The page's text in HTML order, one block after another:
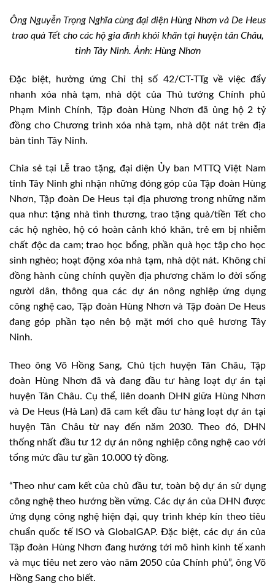
Ông Nguyễn Trọng Nghĩa cùng đại diện Hùng Nhơn và De Heus
trao quà Tết cho các hộ gia đình khói khăn tại huyện tân Châu,
tỉnh Tây Ninh. Ảnh: Hùng Nhơn
Đặc biệt, hưởng ứng Chỉ thị số 42/CT-TTg về việc đẩy
nhanh xóa nhà tạm, nhà dột của Thủ tướng Chính phủ
Phạm Minh Chính, Tập đoàn Hùng Nhơn đã ủng hộ 2 tỷ
đồng cho Chương trình xóa nhà tạm, nhà dột nát trên địa
bàn tỉnh Tây Ninh.
Chia sẻ tại Lễ trao tặng, đại diện Ủy ban MTTQ Việt Nam
tỉnh Tây Ninh ghi nhận những đóng góp của Tập đoàn Hùng
Nhơn, Tập đoàn De Heus tại địa phương trong những năm
qua như: tặng nhà tình thương, trao tặng quà/tiền Tết cho
các hộ nghèo, hộ có hoàn cảnh khó khăn, trẻ em bị nhiễm
chất độc da cam; trao học bổng, phần quà học tập cho học
sinh nghèo; hoạt động xóa nhà tạm, nhà dột nát. Không chỉ
đồng hành cùng chính quyền địa phương chăm lo đời sống
người dân, thông qua các dự án nông nghiệp ứng dụng
công nghệ cao, Tập đoàn Hùng Nhơn và Tập đoàn De Heus
đang góp phần tạo nên bộ mặt mới cho quê hương Tây
Ninh.
Theo ông Võ Hồng Sang, Chủ tịch huyện Tân Châu, Tập
đoàn Hùng Nhơn đã và đang đầu tư hàng loạt dự án tại
huyện Tân Châu. Cụ thể, liên doanh DHN giữa Hùng Nhơn
và De Heus (Hà Lan) đã cam kết đầu tư hàng loạt dự án tại
huyện Tân Châu từ nay đến năm 2030. Theo đó, DHN
thống nhất đầu tư 12 dự án nông nghiệp công nghệ cao với
tổng mức đầu tư gần 10.000 tỷ đồng.
“Theo như cam kết của chủ đầu tư, toàn bộ dự án sử dụng
công nghệ theo hướng bền vững. Các dự án của DHN được
ứng dụng công nghệ hiện đại, quy trình khép kín theo tiêu
chuẩn quốc tế ISO và GlobalGAP. Đặc biệt, các dự án của
Tập đoàn Hùng Nhơn đang hướng tới mô hình kinh tế xanh
và mục tiêu net zero vào năm 2050 của Chính phủ”, ông Võ
Hồng Sang cho biết.